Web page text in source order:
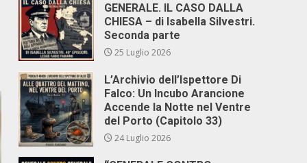
GENERALE. IL CASO DALLA
CHIESA – di Isabella Silvestri.
Seconda parte
25 Luglio 2026
L’Archivio dell’Ispettore Di
Falco: Un Incubo Arancione
Accende la Notte nel Ventre
del Porto (Capitolo 33)
24 Luglio 2026